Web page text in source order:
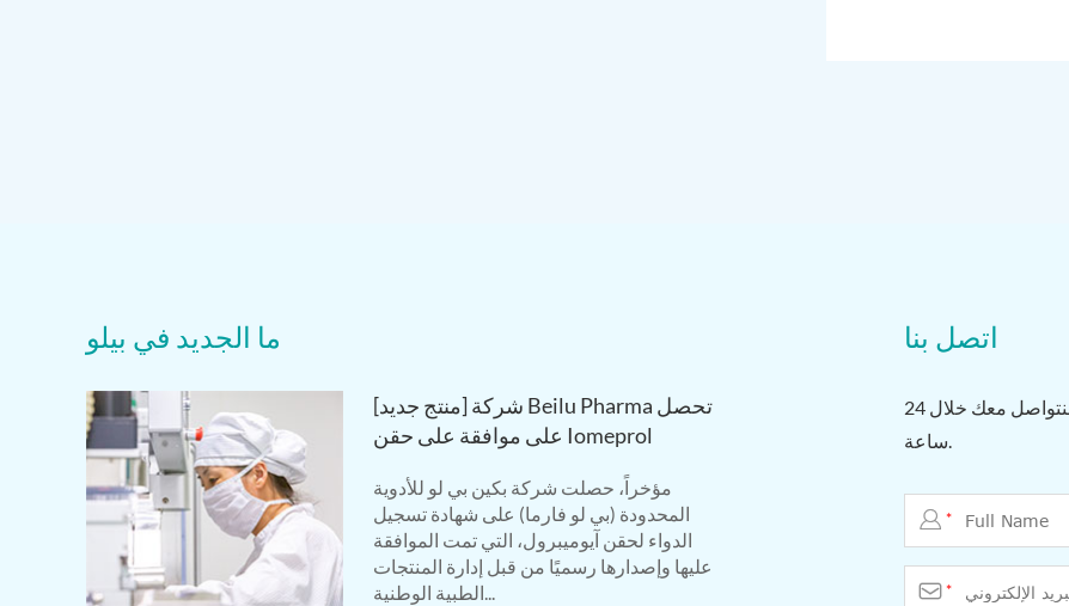
ما الجديد في بيلو
[منتج جديد] شركة Beilu Pharma تحصل
على موافقة على حقن Iomeprol
مؤخراً، حصلت شركة بكين بي لو للأدوية
المحدودة (بي لو فارما) على شهادة تسجيل
الدواء لحقن آيوميبرول، التي تمت الموافقة
عليها وإصدارها رسميًا من قبل إدارة المنتجات
الطبية الوطنية...
اتصل بنا
نرحب بحضورك. يمكنك إرسال بريد إلكتروني إلينا ، وسنتواصل معك خلال 24
ساعة.
*
*